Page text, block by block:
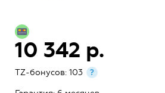
10 342 р.
TZ-бонусов: 103 ?